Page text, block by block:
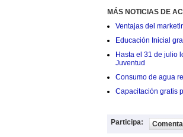
MÁS NOTICIAS DE
Ventajas del
Educación Inicial
Hasta el 31 de julio
Juventud
Consumo de agua
Capacitación gratis
Participa: